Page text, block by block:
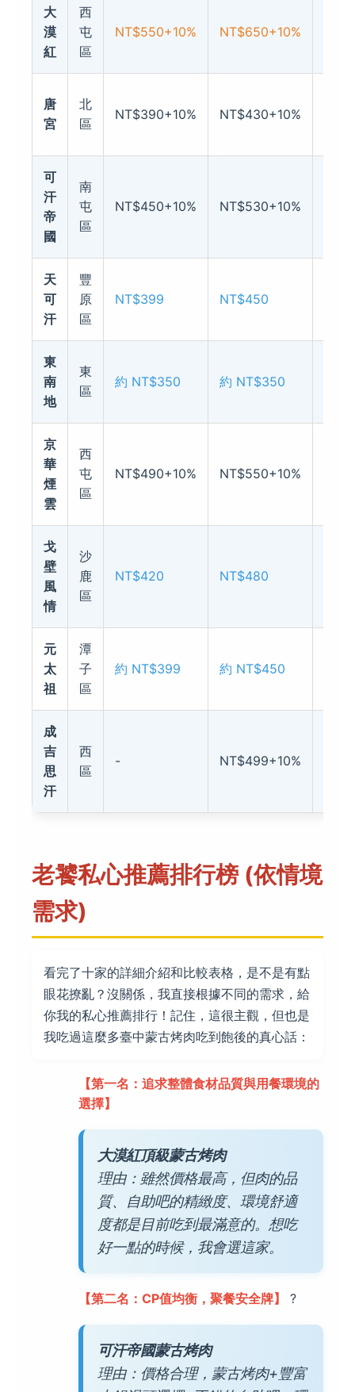
大
漠
紅
西
屯
區
NT$550+10% NT$650+10%
唐
宮
北
區
NT$390+10% NT$430+10%
可
汗
帝
國
南
屯
區
NT$450+10% NT$530+10%
天
可
汗
豐
原
區
NT$399 NT$450
東
南
地
東
區
約 NT$350 約 NT$350
京
華
煙
雲
西
屯
區
NT$490+10% NT$550+10%
戈
壁
風
情
沙
鹿
區
NT$420 NT$480
元
太
祖
潭
子
區
約 NT$399 約 NT$450
成
吉
思
汗
西
區
- NT$499+10%
老饕私心推薦排行榜 (依情境
需求)
看完了十家的詳細介紹和比較表格，是不是有點
眼花撩亂？沒關係，我直接根據不同的需求，給
你我的私心推薦排行！記住，這很主觀，但也是
我吃過這麼多臺中蒙古烤肉吃到飽後的真心話：
【第一名：追求整體食材品質與用餐環境的
選擇】
大漠紅頂級蒙古烤肉
理由：雖然價格最高，但肉的品
質、自助吧的精緻度、環境舒適
度都是目前吃到最滿意的。想吃
好一點的時候，我會選這家。
【第二名：CP值均衡，聚餐安全牌】 ?
可汗帝國蒙古烤肉
理由：價格合理，蒙古烤肉+豐富